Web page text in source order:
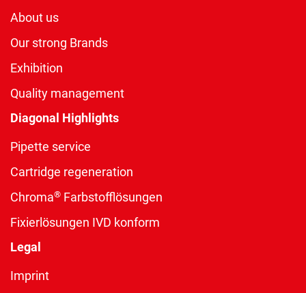
About us
Our strong Brands
Exhibition
Quality management
Diagonal Highlights
Pipette service
Cartridge regeneration
Chroma® Farbstofflösungen
Fixierlösungen IVD konform
Legal
Imprint